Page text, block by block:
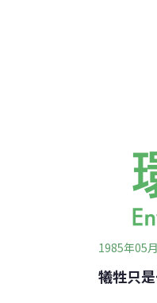
項衛生
1985年05
犧牲只